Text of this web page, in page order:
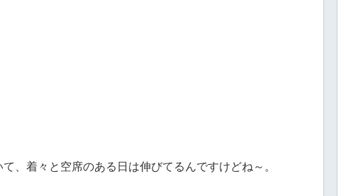
、着々と空席のある日は伸びてるんですけどね～。